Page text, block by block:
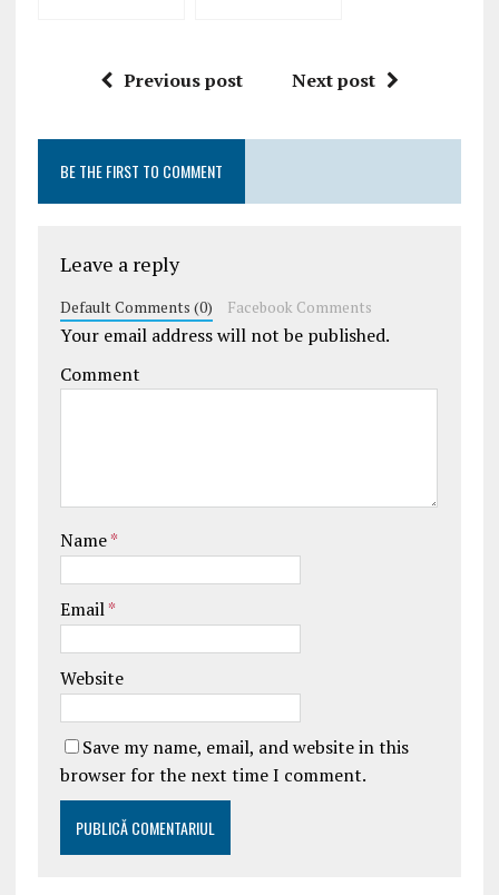
Previous post
Next post
BE THE FIRST TO COMMENT
Leave a reply
Default Comments (0) Facebook Comments
Your email address will not be published.
Comment
Name*
Email*
Website
Save my name, email, and website in this
browser for the next time I comment.